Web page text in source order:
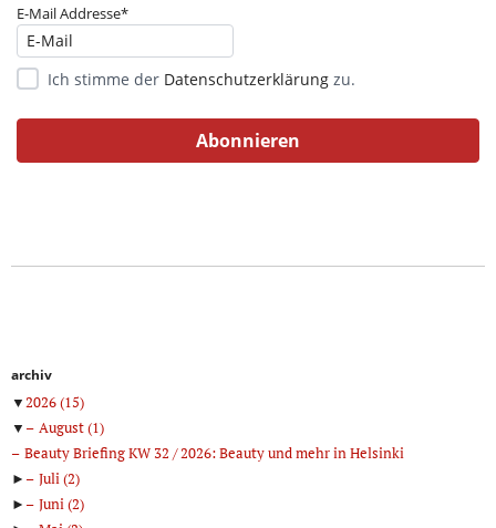
E-Mail Addresse*
Ich stimme der Datenschutzerklärung zu.
archiv
▼2026(15)
▼
August(1)
Beauty Briefing KW 32 / 2026: Beauty und mehr in Helsinki
►
Juli(2)
►
Juni(2)